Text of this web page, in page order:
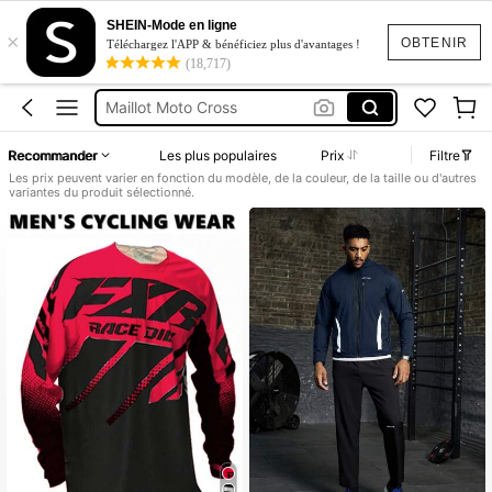
OBTENIR
×
SHEIN-Mode en ligne
Téléchargez l'APP & bénéficiez plus d'avantages !
(18,717)
Tenu Moto Cross
Moto Cross
Maillot Moto Cross
Tenue Vtt Homme
Tenu Moto Cross
Recommander Les plus populaires Prix Filtre
Les prix peuvent varier en fonction du modèle, de la couleur, de la taille ou d'autres
variantes du produit sélectionné.